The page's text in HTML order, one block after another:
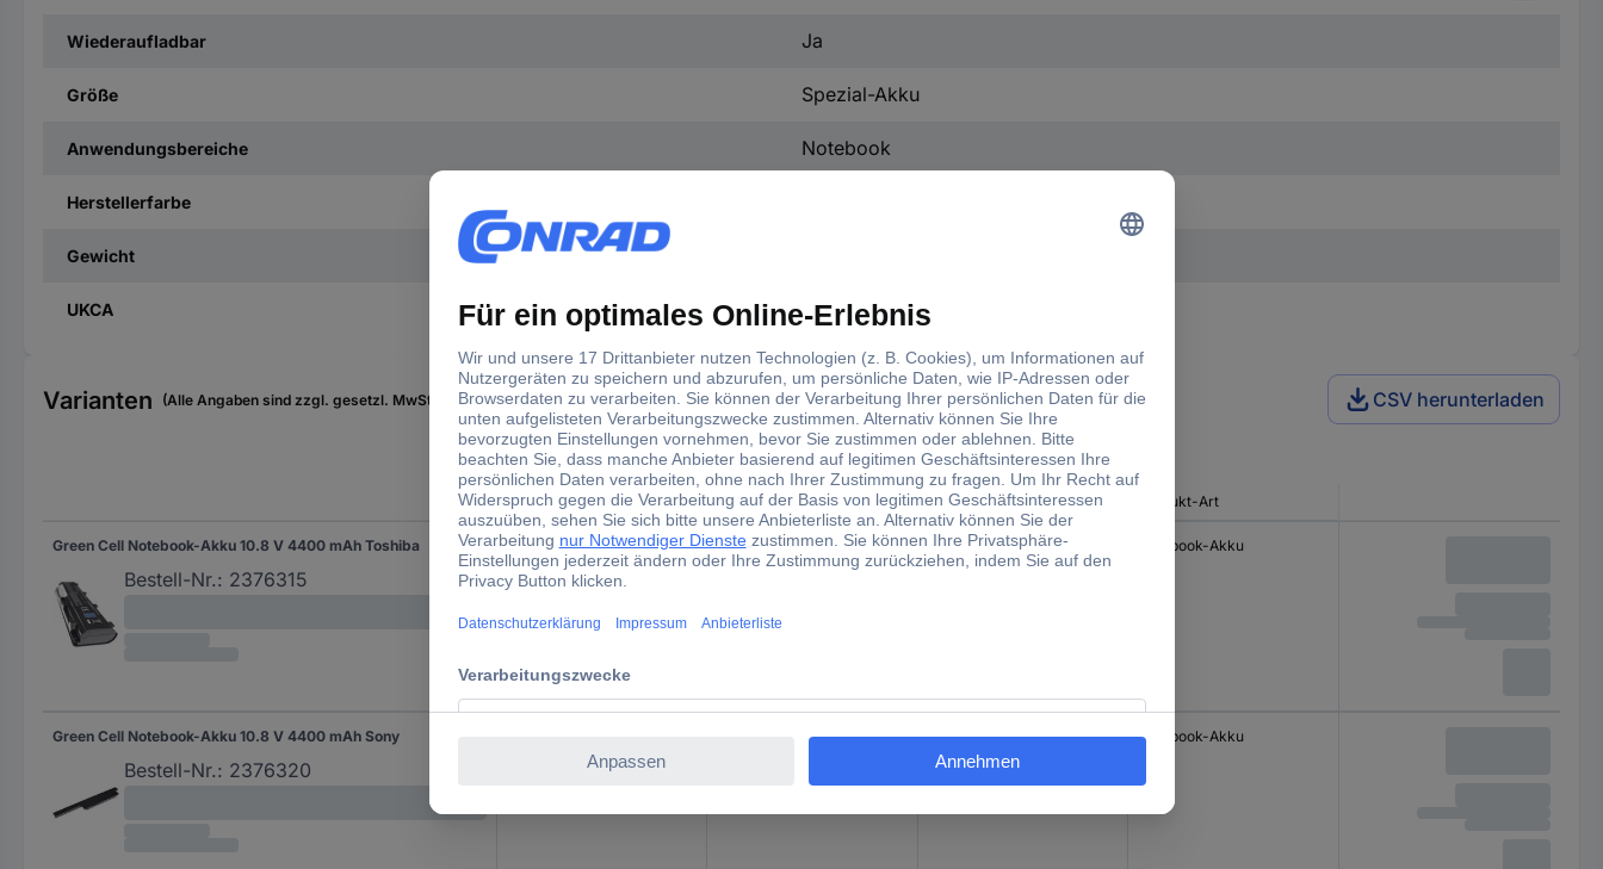
Wiederaufladbar Ja
Größe Spezial-Akku
Anwendungsbereiche Notebook
Herstellerfarbe
Gewicht
UKCA nicht relevant
Varianten (Alle Angaben sind zzgl. gesetzl. MwSt., zzgl. Versand) CSV herunterladen
für Marke Kapazität (mAh, Ah) Spannung Produkt-Art
Green Cell Notebook-Akku 10.8 V 4400 mAh Toshiba
Bestell-Nr.: 2376315
Toshiba 4400 mAh 10.8 V Notebook-Akku
Green Cell Notebook-Akku 10.8 V 4400 mAh Sony
Bestell-Nr.: 2376320
10.8 V Notebook-Akku